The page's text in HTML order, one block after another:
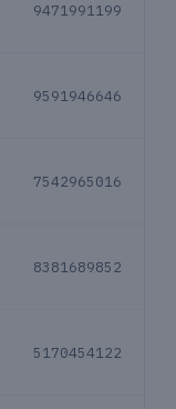
9471991199
9591946646
7542965016
8381689852
5170454122